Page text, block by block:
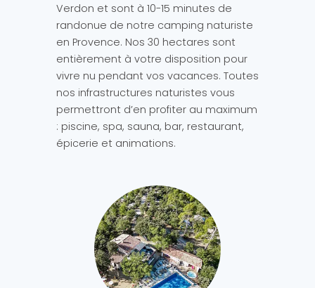
Verdon et sont à 10-15 minutes de
randonue de notre camping naturiste
en Provence. Nos 30 hectares sont
entièrement à votre disposition pour
vivre nu pendant vos vacances. Toutes
nos infrastructures naturistes vous
permettront d’en profiter au maximum
: piscine, spa, sauna, bar, restaurant,
épicerie et animations.